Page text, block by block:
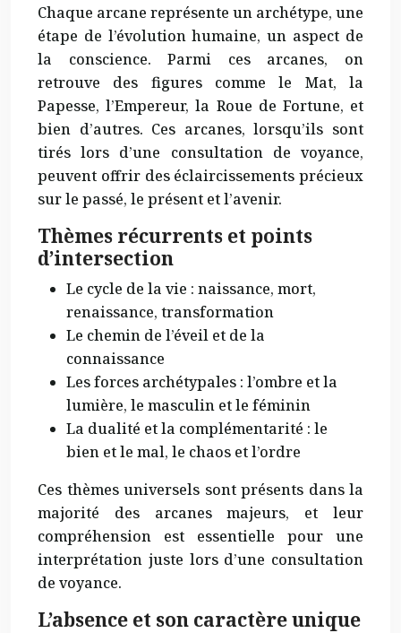
Chaque arcane représente un archétype, une
étape de l’évolution humaine, un aspect de
la conscience. Parmi ces arcanes, on
retrouve des figures comme le Mat, la
Papesse, l’Empereur, la Roue de Fortune, et
bien d’autres. Ces arcanes, lorsqu’ils sont
tirés lors d’une consultation de voyance,
peuvent offrir des éclaircissements précieux
sur le passé, le présent et l’avenir.
Thèmes récurrents et points
d’intersection
Le cycle de la vie : naissance, mort,
renaissance, transformation
Le chemin de l’éveil et de la
connaissance
Les forces archétypales : l’ombre et la
lumière, le masculin et le féminin
La dualité et la complémentarité : le
bien et le mal, le chaos et l’ordre
Ces thèmes universels sont présents dans la
majorité des arcanes majeurs, et leur
compréhension est essentielle pour une
interprétation juste lors d’une consultation
de voyance.
L’absence et son caractère unique